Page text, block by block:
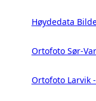
Høydedata
Ortofoto Sør-
Ortofoto Larvik